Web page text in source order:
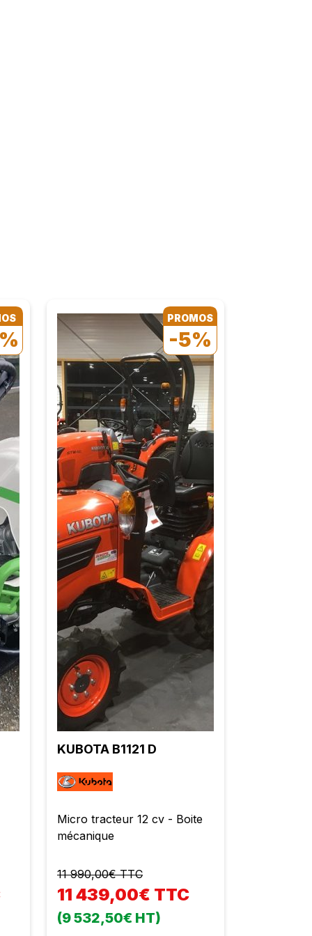
PROMOS
-5%
KUBOTA B1121 D
Micro tracteur 12 cv - Boite
mécanique
11 990,00€ TTC
11 439,00€ TTC
(9 532,50€ HT)